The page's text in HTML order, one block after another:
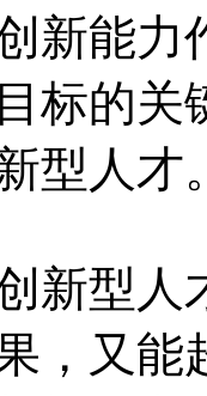
新能力
标的关
型人才
新型人
，又能